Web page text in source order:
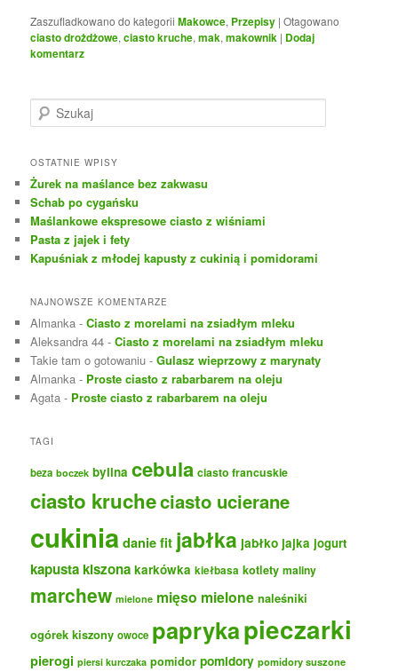
Zaszufladkowano do kategorii Makowce, Przepisy |Otagowano
ciasto drożdżowe,ciasto kruche,mak,makownik | Dodaj
komentarz
z
k
a
j
OSTATNIE WPISY
Żurek na maślance bez zakwasu
Schab po cygańsku
Maślankowe ekspresowe ciasto z wiśniami
Pasta z jajek i fety
Kapuśniak z młodej kapusty z cukinią i pomidorami
NAJNOWSZE KOMENTARZE
Almanka -Ciasto z morelami na zsiadłym mleku
Aleksandra 44 -Ciasto z morelami na zsiadłym mleku
Takie tam o gotowaniu -Gulasz wieprzowy z marynaty
Almanka - Proste ciasto z rabarbarem na oleju
Agata - Proste ciasto z rabarbarem na oleju
TAGI
beza boczek bylina cebula ciasto francuskie
ciasto krucheciasto ucierane
cukiniadanie fit jabłka jabłko jajka jogurt
kapusta kiszona karkówka kiełbasa kotlety maliny
marchew mielone mięso mielone naleśniki
ogórek kiszony owoce paprykapieczarki
pierogi piersi kurczaka pomidor pomidory pomidory suszone